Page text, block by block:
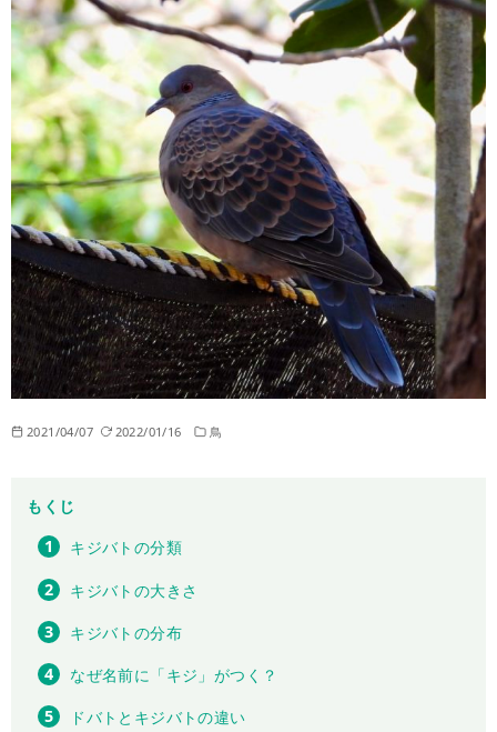
2021/04/07 2022/01/16 鳥
もくじ
キジバトの分類
キジバトの大きさ
キジバトの分布
なぜ名前に「キジ」がつく？
ドバトとキジバトの違い